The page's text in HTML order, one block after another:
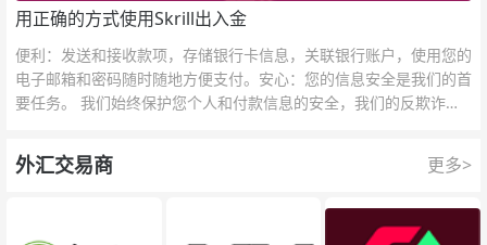
用正确的方式使用Skrill出入金
便利：发送和接收款项，存储银行卡信息，关联银行账户，使用您的
电子邮箱和密码随时随地方便支付。安心：您的信息安全是我们的首
要任务。 我们始终保护您个人和付款信息的安全，我们的反欺诈团
外汇交易商 更多>